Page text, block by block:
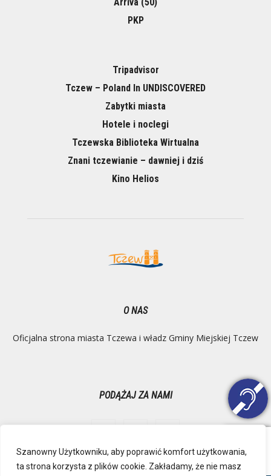
Szanowny Użytkowniku, aby poprawić komfort użytkowania,
ta strona korzysta z plików cookie. Zakładamy, że nie masz
PKP
Tripadvisor
Tczew – Poland In UNDISCOVERED
Zabytki miasta
Hotele i noclegi
Tczewska Biblioteka Wirtualna
Znani tczewianie – dawniej i dziś
Kino Helios
O NAS
Oficjalna strona miasta Tczewa i władz Gminy Miejskiej Tczew
PODĄŻAJ ZA NAMI